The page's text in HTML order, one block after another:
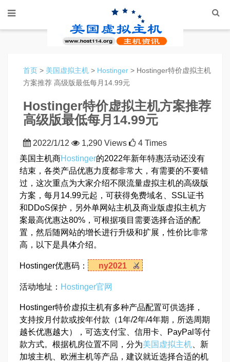
首页 > 美国虚拟主机 > Hostinger > Hostinger特价虚拟主机
方案推荐 高级版最低每月14.99元
Hostinger特价虚拟主机方案推荐
高级版最低每月14.99元
2022/1/12 1,290 Views
4 Times
美国主机商Hostinger的2022年新年特惠活动还没有
结束，各类产品优惠力度都非常大，有需要的不要错
过，这次重点为大家介绍不限流量虚拟主机的高级版
方案，每月14.99元起，可获得免费域名、SSL证书
和DDoS保护，另外单网站主机及商业版虚拟主机方
案最高优惠达80%，可根据项目需要选择合适的配
置，然后随网站的增长进行升级和扩展，性价比非常
高，以下是具体介绍。
Hostinger优惠码： ny2021
活动地址： Hostinger官网
Hostinger特价虚拟主机有多种产品配置可供选择，
支持按月付款或按年付款（1年/2年/4年期，所选周期
越长优惠越大），可选支付宝、信用卡、PayPal等付
款方式。根据机房位置不同，分为美国虚拟主机 、新
加坡主机、欧洲主机等产品，建议就近选择合适的机